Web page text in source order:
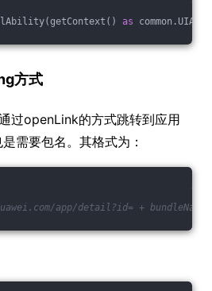
as
方式
过openLink的方式跳转到应用
需要包名。其格式为：
app/detail?id= + bundleName